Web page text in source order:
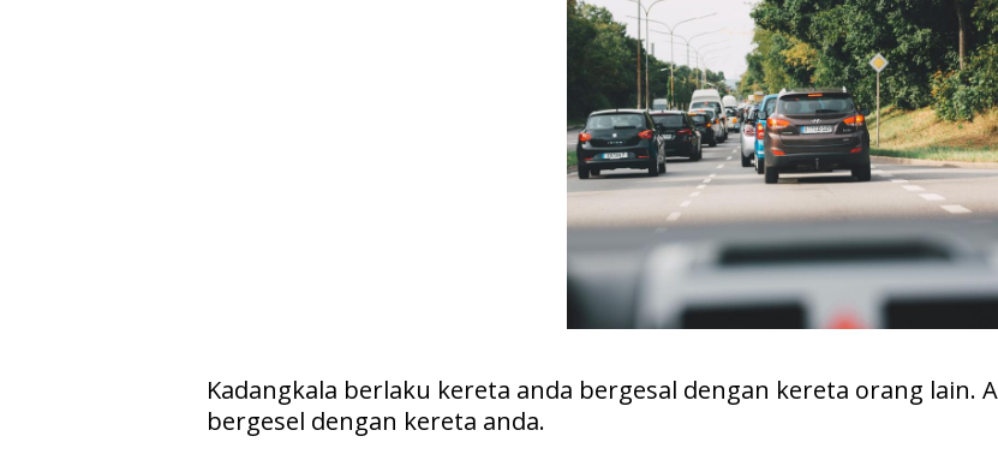
Kadangkala berlaku kereta anda bergesal dengan kereta orang lain.
bergesel dengan kereta anda.